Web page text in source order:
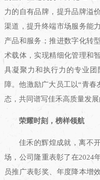
力的自有品牌，提升品牌溢
渠道，提升终端市场服务能
产品和服务；推进数字化转
术载体，实现精细化管理和
具凝聚力和执行力的专业
障。他激励广大员工以“青
态，共同谱写佳禾高质量发展
荣耀时刻，榜样领航
佳禾的辉煌成就，离不
场，公司隆重表彰了在2024
员推广表彰奖、年度降本增